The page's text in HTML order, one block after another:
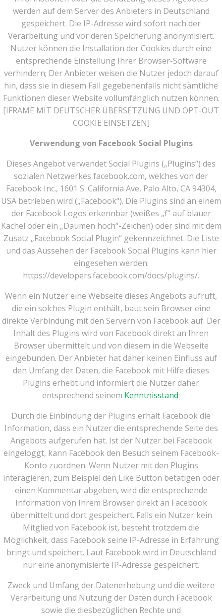
werden auf dem Server des Anbieters in Deutschland
gespeichert. Die IP-Adresse wird sofort nach der
Verarbeitung und vor deren Speicherung anonymisiert.
Nutzer können die Installation der Cookies durch eine
entsprechende Einstellung Ihrer Browser-Software
verhindern; Der Anbieter weisen die Nutzer jedoch darauf
hin, dass sie in diesem Fall gegebenenfalls nicht sämtliche
Funktionen dieser Website vollumfänglich nutzen können.
[IFRAME MIT DEUTSCHER ÜBERSETZUNG UND OPT-OUT
COOKIE EINSETZEN]
Verwendung von Facebook Social Plugins
Dieses Angebot verwendet Social Plugins („Plugins“) des
sozialen Netzwerkes facebook.com, welches von der
Facebook Inc., 1601 S. California Ave, Palo Alto, CA 94304,
USA betrieben wird („Facebook“). Die Plugins sind an einem
der Facebook Logos erkennbar (weißes „f“ auf blauer
Kachel oder ein „Daumen hoch“-Zeichen) oder sind mit dem
Zusatz „Facebook Social Plugin“ gekennzeichnet. Die Liste
und das Aussehen der Facebook Social Plugins kann hier
eingesehen werden:
https://developers.facebook.com/docs/plugins/.
Wenn ein Nutzer eine Webseite dieses Angebots aufruft,
die ein solches Plugin enthält, baut sein Browser eine
direkte Verbindung mit den Servern von Facebook auf. Der
Inhalt des Plugins wird von Facebook direkt an Ihren
Browser übermittelt und von diesem in die Webseite
eingebunden. Der Anbieter hat daher keinen Einfluss auf
den Umfang der Daten, die Facebook mit Hilfe dieses
Plugins erhebt und informiert die Nutzer daher
entsprechend seinem Kenntnisstand:
Durch die Einbindung der Plugins erhält Facebook die
Information, dass ein Nutzer die entsprechende Seite des
Angebots aufgerufen hat. Ist der Nutzer bei Facebook
eingeloggt, kann Facebook den Besuch seinem Facebook-
Konto zuordnen. Wenn Nutzer mit den Plugins
interagieren, zum Beispiel den Like Button betätigen oder
einen Kommentar abgeben, wird die entsprechende
Information von Ihrem Browser direkt an Facebook
übermittelt und dort gespeichert. Falls ein Nutzer kein
Mitglied von Facebook ist, besteht trotzdem die
Möglichkeit, dass Facebook seine IP-Adresse in Erfahrung
bringt und speichert. Laut Facebook wird in Deutschland
nur eine anonymisierte IP-Adresse gespeichert.
Zweck und Umfang der Datenerhebung und die weitere
Verarbeitung und Nutzung der Daten durch Facebook
sowie die diesbezüglichen Rechte und